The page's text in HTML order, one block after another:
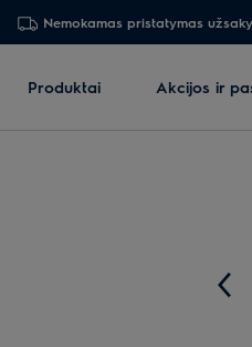
Nemokamas pristatymas
Produktai Akcijos ir